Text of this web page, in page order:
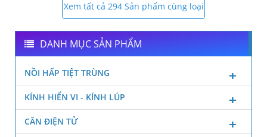
Xem tất cả 294 Sản phẩm cùng loại
DANH MỤC SẢN PHẨM
NỒI HẤP TIỆT TRÙNG
KÍNH HIỂN VI - KÍNH LÚP
CÂN ĐIỆN TỬ